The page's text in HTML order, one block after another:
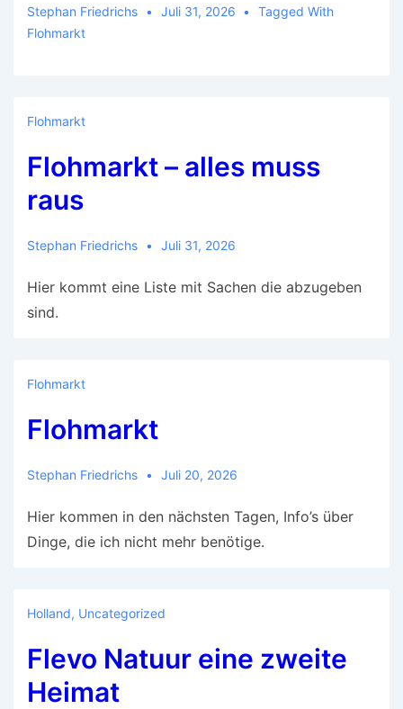
Stephan Friedrichs Juli 31, 2026
Tagged With
Flohmarkt
Flohmarkt
Flohmarkt – alles muss
raus
Stephan Friedrichs Juli 31, 2026
Hier kommt eine Liste mit Sachen die abzugeben
sind.
Flohmarkt
Flohmarkt
Stephan Friedrichs Juli 20, 2026
Hier kommen in den nächsten Tagen, Info’s über
Dinge, die ich nicht mehr benötige.
Holland, Uncategorized
Flevo Natuur eine zweite
Heimat